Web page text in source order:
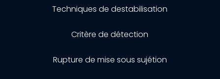
Techniques de destabilisation
Critère de détection
Rupture de mise sous sujétion